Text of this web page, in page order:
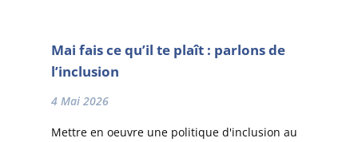
Mai fais ce qu’il te plaît : parlons de
l’inclusion
4 Mai 2026
Mettre en oeuvre une politique d'inclusion au